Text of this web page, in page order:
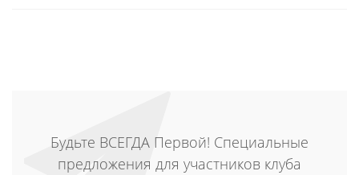
Будьте ВСЕГДА Первой! Специальные
предложения для участников клуба